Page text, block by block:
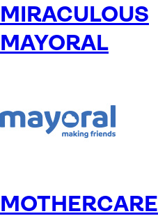
MIRACULOUS
MAYORAL
MOTHERCARE